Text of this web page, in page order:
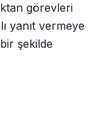
görevleri
yanıt vermeye
şekilde